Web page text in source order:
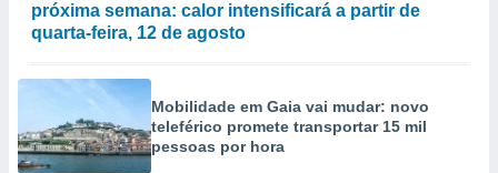
próxima semana: calor intensificará a partir de
quarta-feira, 12 de agosto
Mobilidade em Gaia vai mudar: novo
teleférico promete transportar 15 mil
pessoas por hora